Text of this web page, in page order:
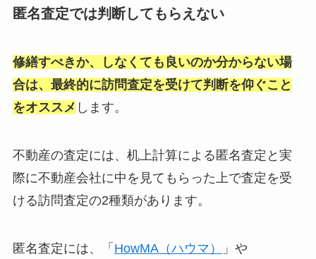
匿名査定では判断してもらえない
修繕すべきか、しなくても良いのか分からない場
合は、最終的に訪問査定を受けて判断を仰ぐこと
をオススメ します。
不動産の査定には、机上計算による匿名査定と実
際に不動産会社に中を見てもらった上で査定を受
ける訪問査定の2種類があります。
匿名査定には、「 HowMA（ハウマ）
」や